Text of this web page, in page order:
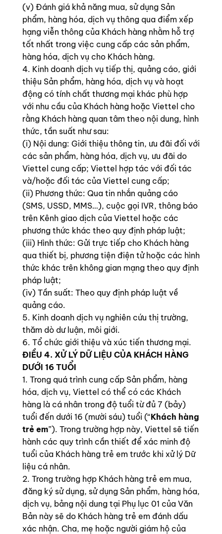
(v) Đánh giá khả năng mua, sử dụng Sản
phẩm, hàng hóa, dịch vụ thông qua điểm xếp
hạng viễn thông của Khách hàng nhằm hỗ trợ
tốt nhất trong việc cung cấp các sản phẩm,
hàng hóa, dịch vụ cho Khách hàng.
4. Kinh doanh dịch vụ tiếp thị, quảng cáo, giới
thiệu Sản phẩm, hàng hóa, dịch vụ và hoạt
động có tính chất thương mại khác phù hợp
với nhu cầu của Khách hàng hoặc Viettel cho
rằng Khách hàng quan tâm theo nội dung, hình
thức, tần suất như sau:
(i) Nội dung: Giới thiệu thông tin, ưu đãi đối với
các sản phẩm, hàng hóa, dịch vụ, ưu đãi do
Viettel cung cấp; Viettel hợp tác với đối tác
và/hoặc đối tác của Viettel cung cấp;
(ii) Phương thức: Qua tin nhắn quảng cáo
(SMS, USSD, MMS…), cuộc gọi IVR, thông báo
trên Kênh giao dịch của Viettel hoặc các
phương thức khác theo quy định pháp luật;
(iii) Hình thức: Gửi trực tiếp cho Khách hàng
qua thiết bị, phương tiện điện tử hoặc các hình
thức khác trên không gian mạng theo quy định
pháp luật;
(iv) Tần suất: Theo quy định pháp luật về
quảng cáo.
5. Kinh doanh dịch vụ nghiên cứu thị trường,
thăm dò dư luận, môi giới.
6. Tổ chức giới thiệu và xúc tiến thương mại.
ĐIỀU 4. XỬ LÝ DỮ LIỆU CỦA KHÁCH HÀNG
DƯỚI 16 TUỔI
1. Trong quá trình cung cấp Sản phẩm, hàng
hóa, dịch vụ, Viettel có thể có các Khách
hàng là cá nhân trong độ tuổi từ đủ 7 (bảy)
tuổi đến dưới 16 (mười sáu) tuổi (“Khách hàng
trẻ em”). Trong trường hợp này, Viettel sẽ tiến
hành các quy trình cần thiết để xác minh độ
tuổi của Khách hàng trẻ em trước khi xử lý Dữ
liệu cá nhân.
2. Trong trường hợp Khách hàng trẻ em mua,
đăng ký sử dụng, sử dụng Sản phẩm, hàng hóa,
dịch vụ, bảng nội dung tại Phụ lục 01 của Văn
Bản này sẽ do Khách hàng trẻ em đánh dấu
xác nhận. Cha, mẹ hoặc người giám hộ của